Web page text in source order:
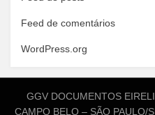
Feed de comentários
WordPress.org
GGV DOCUMENTOS
CAMPO BELO – SÃO PAULO/